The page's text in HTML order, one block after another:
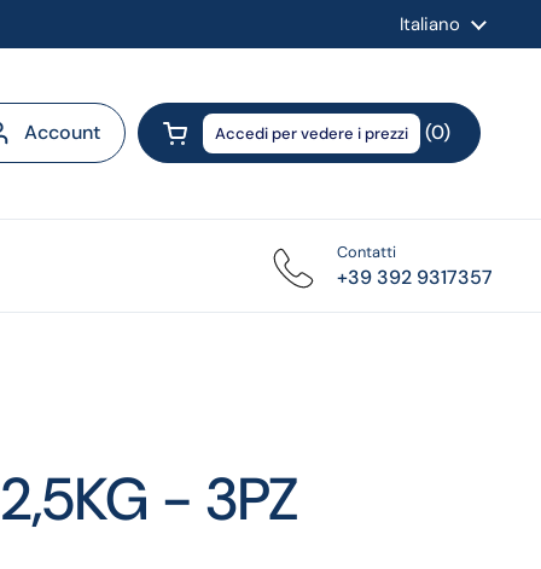
Lingua
Italiano
Account Apri carrello
Accedi per vedere i prezzi 0
Contatti
+39 392 9317357
- 3PZ